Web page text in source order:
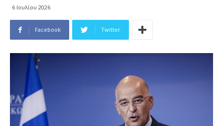
6 Ιουλίου 2026
Facebook Twitter